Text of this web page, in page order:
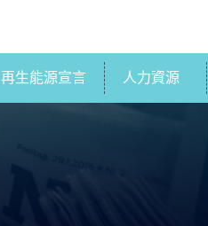
再生能源宣言 人力資源